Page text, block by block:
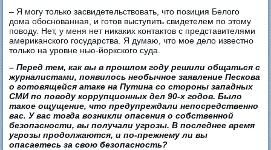
– Я могу только засвидетельствовать, что позиция Белого
дома обоснованная, и готов выступить свидетелем по этому
поводу. Нет, у меня нет никаких контактов с представителями
американского государства. Я думаю, что мое дело известно
только на уровне нью-йоркского суда.
– Перед тем, как вы в прошлом году решили общаться с
журналистами, появилось необычное заявление Пескова
о готовящейся атаке на Путина со стороны западных
СМИ по поводу коррупционных дел 90-х годов. Было
такое ощущение, что предупреждали непосредственно
вас. У вас тогда возникли опасения о собственной
безопасности, вы получали угрозы. В последнее время
угрозы продолжаются, и по-прежнему ли вы
опасаетесь за свою безопасность?